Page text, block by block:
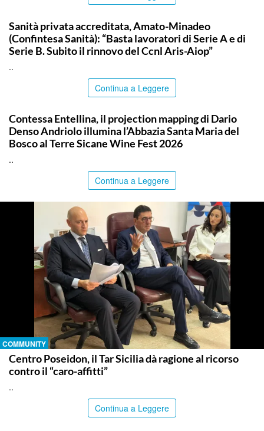
Sanità privata accreditata, Amato-Minadeo
(Confintesa Sanità): “Basta lavoratori di Serie A e di
Serie B. Subito il rinnovo del Ccnl Aris-Aiop”
..
Continua a Leggere
Contessa Entellina, il projection mapping di Dario
Denso Andriolo illumina l’Abbazia Santa Maria del
Bosco al Terre Sicane Wine Fest 2026
..
Continua a Leggere
COMMUNITY
Centro Poseidon, il Tar Sicilia dà ragione al ricorso
contro il “caro-affitti”
..
Continua a Leggere